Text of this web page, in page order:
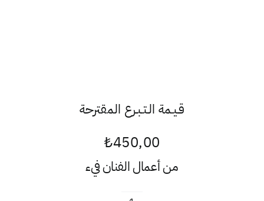
قـيـمة الـتـبـرع المقترحة
₺450,00
من أعمال الفنانفيء